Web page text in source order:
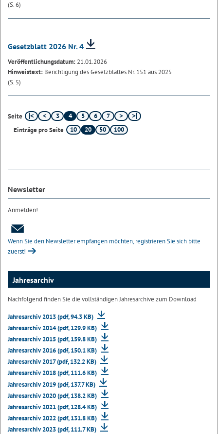
(S. 6)
Gesetzblatt 2026 Nr. 4
Veröffentlichungsdatum: 21.01.2026
Hinweistext: Berichtigung des Gesetzblattes Nr. 151 aus 2025
(S. 5)
Seite 3 4 5 6
7
Einträge pro Seite
10 20 50 100
Newsletter
Anmelden!
Wenn Sie den Newsletter empfangen möchten, registrieren Sie sich bitte
zuerst!
Jahresarchiv
Nachfolgend finden Sie die vollständigen Jahresarchive zum Download
Jahresarchiv 2013 (pdf, 94.3 KB)
Jahresarchiv 2014 (pdf, 129.9 KB)
Jahresarchiv 2015 (pdf, 159.8 KB)
Jahresarchiv 2016 (pdf, 150.1 KB)
Jahresarchiv 2017 (pdf, 132.2 KB)
Jahresarchiv 2018 (pdf, 111.6 KB)
Jahresarchiv 2019 (pdf, 137.7 KB)
Jahresarchiv 2020 (pdf, 138.2 KB)
Jahresarchiv 2021 (pdf, 128.4 KB)
Jahresarchiv 2022 (pdf, 131.8 KB)
Jahresarchiv 2023 (pdf, 111.7 KB)